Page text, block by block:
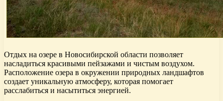
Отдых на озере в Новосибирской области позволяет
насладиться красивыми пейзажами и чистым воздухом.
Расположение озера в окружении природных ландшафтов
создает уникальную атмосферу, которая помогает
расслабиться и насытиться энергией.